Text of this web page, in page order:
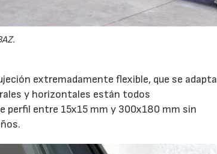
extremadamente flexible, que se adapta
y horizontales están todos
perfil entre 15x15 mm y 300x180 mm sin